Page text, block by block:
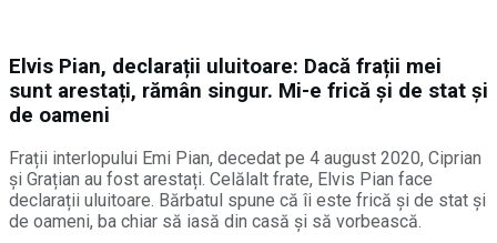
Elvis Pian, declarații uluitoare: Dacă frații mei
sunt arestați, rămân singur. Mi-e frică și de stat și
de oameni
Frații interlopului Emi Pian, decedat pe 4 august 2020, Ciprian
și Grațian au fost arestați. Celălalt frate, Elvis Pian face
declarații uluitoare. Bărbatul spune că îi este frică și de stat și
de oameni, ba chiar să iasă din casă și să vorbească.